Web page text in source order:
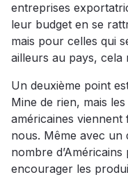
entreprises
leur budget en se
mais pour celles qui
ailleurs au pays, cela
Un deuxième point
Mine de rien, mais
américaines viennent
nous. Même avec
nombre
encourager les